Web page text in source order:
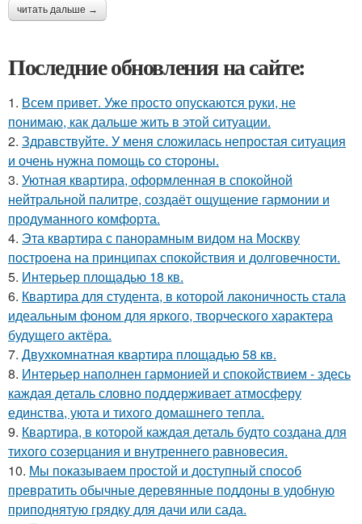
читать дальше →
Последние обновления на сайте:
1. Всем привет. Уже просто опускаются руки, не
понимаю, как дальше жить в этой ситуации.
2. Здравствуйте. У меня сложилась непростая ситуация
и очень нужна помощь со стороны.
3. Уютная квартира, оформленная в спокойной
нейтральной палитре, создаёт ощущение гармонии и
продуманного комфорта.
4. Эта квартира с панорамным видом на Москву
построена на принципах спокойствия и долговечности.
5. Интерьер площадью 18 кв.
6. Квартира для студента, в которой лаконичность стала
идеальным фоном для яркого, творческого характера
будущего актёра.
7. Двухкомнатная квартира площадью 58 кв.
8. Интерьер наполнен гармонией и спокойствием - здесь
каждая деталь словно поддерживает атмосферу
единства, уюта и тихого домашнего тепла.
9. Квартира, в которой каждая деталь будто создана для
тихого созерцания и внутреннего равновесия.
10. Мы показываем простой и доступный способ
превратить обычные деревянные поддоны в удобную
приподнятую грядку для дачи или сада.